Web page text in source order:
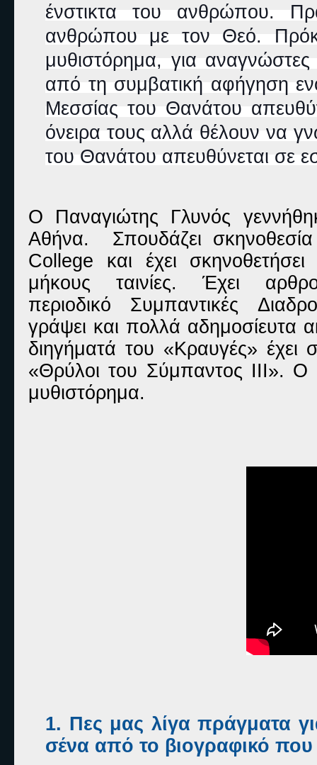
ένστικτα του ανθρώπου.
ανθρώπου με τον Θεό.
μυθιστόρημα, για
από τη συμβατική αφήγηση
Μεσσίας του Θανάτου
όνειρα τους αλλά θέλουν να
του Θανάτου απευθύνεται σε
Ο Παναγιώτης Γλυνός
Αθήνα. Σπουδάζει
College και έχει σκηνοθετήσει
μήκους ταινίες. Έχει
περιοδικό Συμπαντικές
γράψει και πολλά αδημοσίευτα
διηγήματά του «Κραυγές» έχει
«Θρύλοι του Σύμπαντος ΙΙΙ».
μυθιστόρημα.
1. Πες μας λίγα πράγματα
σένα από το βιογραφικό που